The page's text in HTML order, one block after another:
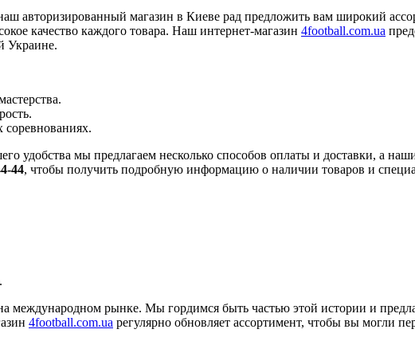
авторизированный магазин в Киеве рад предложить вам широкий
качество каждого товара. Наш интернет-магазин 4football.com.ua
Украине.
удобства мы предлагаем несколько способов оплаты и доставки, а
44, чтобы получить подробную информацию о наличии товаров и
международном рынке. Мы гордимся быть частью этой истории и
4football.com.ua регулярно обновляет ассортимент, чтобы вы могли